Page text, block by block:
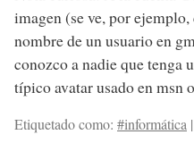
imagen (se ve, por
nombre de un usuario en
conozco a nadie que tenga
típico avatar usado en msn
Etiquetado como: #informática